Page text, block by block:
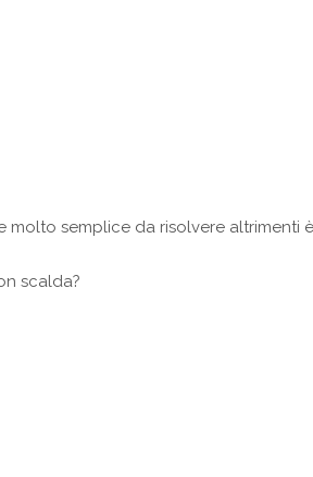
molto semplice da risolvere altrimenti
scalda?